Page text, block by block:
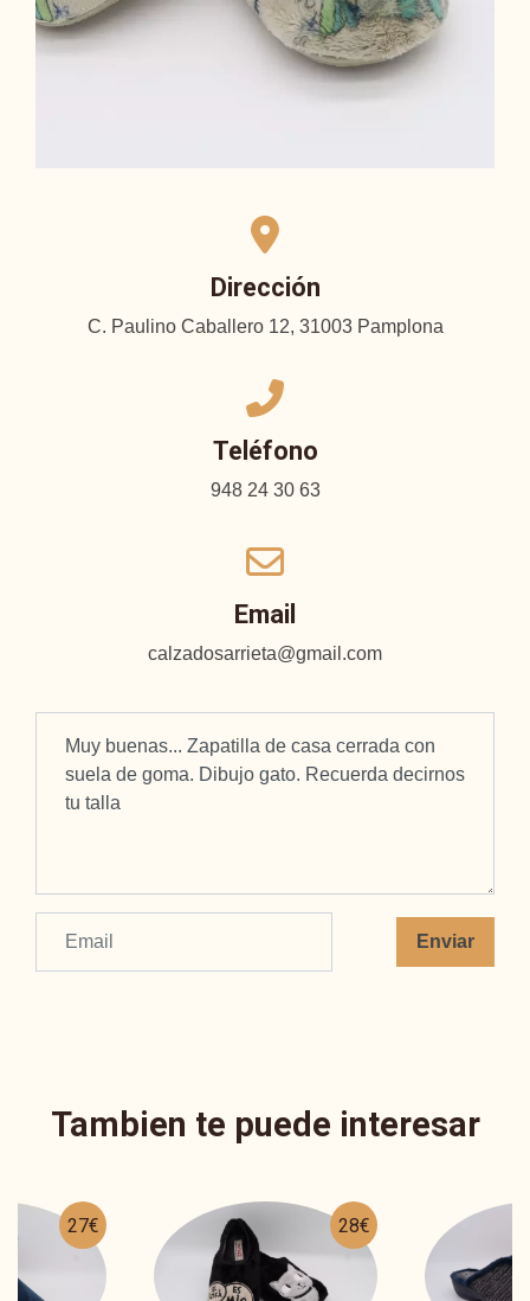
Dirección
C. Paulino Caballero 12, 31003 Pamplona
Teléfono
948 24 30 63
Email
calzadosarrieta@gmail.com
Enviar
Tambien te puede interesar
27€ 28€